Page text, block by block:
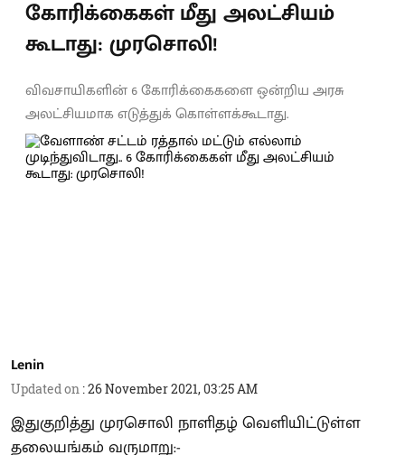
கோரிக்கைகள் மீது அலட்சியம்
கூடாது: முரசொலி!
விவசாயிகளின் 6 கோரிக்கைகளை ஒன்றிய அரசு
அலட்சியமாக எடுத்துக் கொள்ளக்கூடாது.
Lenin
Updated on :26 November 2021, 03:25 AM
இதுகுறித்து முரசொலி நாளிதழ் வெளியிட்டுள்ள
தலையங்கம் வருமாறு:-